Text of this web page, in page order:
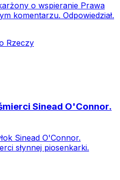
o wspieranie Prawa
komentarzu. Odpowiedział.
Rzeczy
Sinead O'Connor.
Sinead O'Connor.
słynnej piosenkarki.